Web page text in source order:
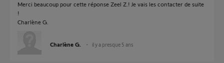
Merci beaucoup pour cette réponse Zeel Z.! Je vais les contacter de suite
!
Charlène G.
Charlène G. il y a presque 5 ans